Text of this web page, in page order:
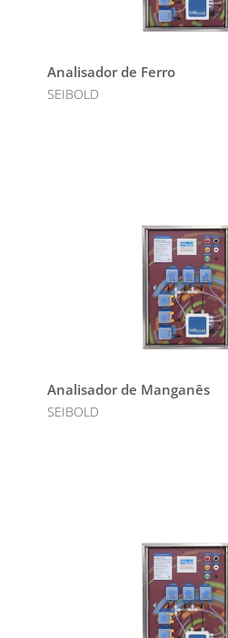
Analisador de Ferro
SEIBOLD
Analisador de Manganês
SEIBOLD